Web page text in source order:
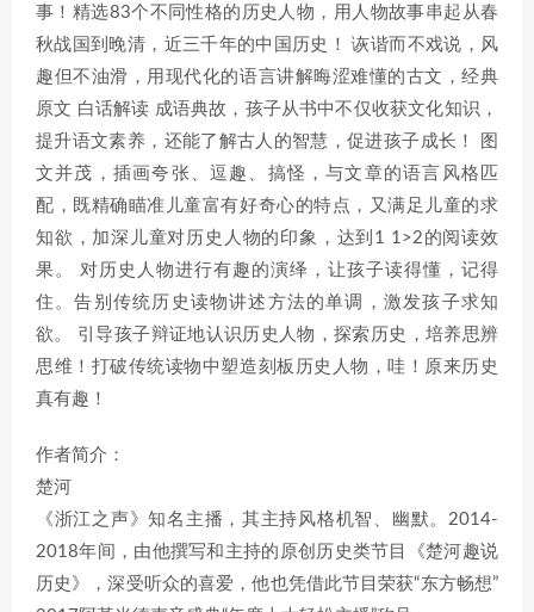
事！精选83个不同性格的历史人物，用人物故事串起从春
秋战国到晚清，近三千年的中国历史！ 诙谐而不戏说，风
趣但不油滑，用现代化的语言讲解晦涩难懂的古文，经典
原文 白话解读 成语典故，孩子从书中不仅收获文化知识，
提升语文素养，还能了解古人的智慧，促进孩子成长！ 图
文并茂，插画夸张、逗趣、搞怪，与文章的语言风格匹
配，既精确瞄准儿童富有好奇心的特点，又满足儿童的求
知欲，加深儿童对历史人物的印象，达到1 1>2的阅读效
果。 对历史人物进行有趣的演绎，让孩子读得懂，记得
住。告别传统历史读物讲述方法的单调，激发孩子求知
欲。 引导孩子辩证地认识历史人物，探索历史，培养思辨
思维！打破传统读物中塑造刻板历史人物，哇！原来历史
真有趣！
作者简介：
楚河
《浙江之声》知名主播，其主持风格机智、幽默。2014-
2018年间，由他撰写和主持的原创历史类节目《楚河趣说
历史》，深受听众的喜爱，他也凭借此节目荣获“东方畅想”